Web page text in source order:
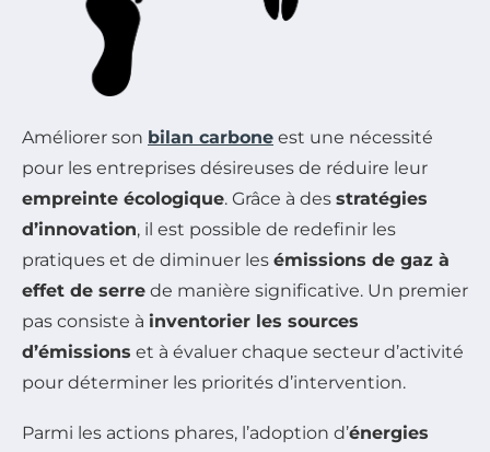
Améliorer son bilan carbone est une nécessité
pour les entreprises désireuses de réduire leur
empreinte écologique. Grâce à des stratégies
d’innovation, il est possible de redefinir les
pratiques et de diminuer les émissions de gaz à
effet de serre de manière significative. Un premier
pas consiste à inventorier les sources
d’émissions et à évaluer chaque secteur d’activité
pour déterminer les priorités d’intervention.
Parmi les actions phares, l’adoption d’énergies